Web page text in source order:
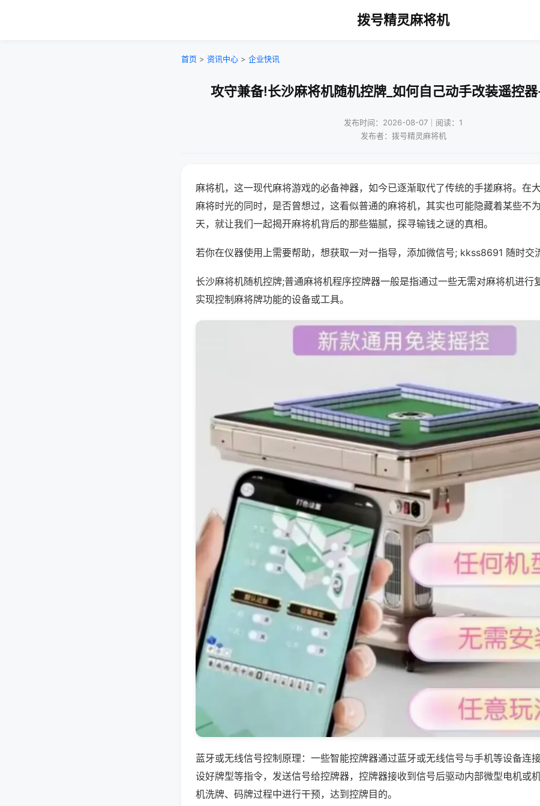
拨号精灵麻将机
首页 > 资讯中心 > 企业快讯
攻守兼备!长沙麻将机随机控牌_如何自己动手改装遥控
发布时间：2026-08-07｜阅读：1
发布者：拨号精灵麻将机
麻将机，这一现代麻将游戏的必备神器，如今已逐渐取代了传统的手搓麻将。在
麻将时光的同时，是否曾想过，这看似普通的麻将机，其实也可能隐藏着某些不
天，就让我们一起揭开麻将机背后的那些猫腻，探寻输钱之谜的真相。
若你在仪器使用上需要帮助，想获取一对一指导，添加微信号; kkss8691 随时交
长沙麻将机随机控牌;普通麻将机程序控牌器一般是指通过一些无需对麻将机进行
实现控制麻将牌功能的设备或工具。
蓝牙或无线信号控制原理：一些智能控牌器通过蓝牙或无线信号与手机等设备连
设好牌型等指令，发送信号给控牌器，控牌器接收到信号后驱动内部微型电机或
机洗牌、码牌过程中进行干预，达到控牌目的。